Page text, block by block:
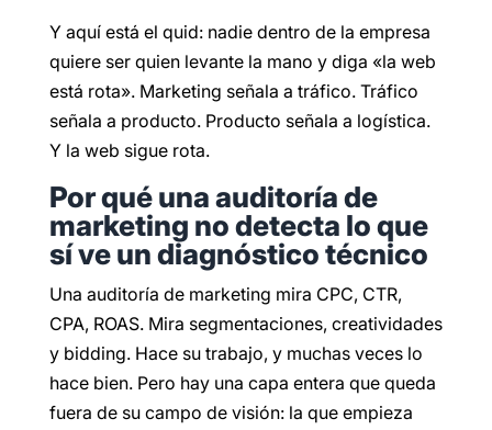
Y aquí está el quid: nadie dentro de la empresa
quiere ser quien levante la mano y diga «la web
está rota». Marketing señala a tráfico. Tráfico
señala a producto. Producto señala a logística.
Y la web sigue rota.
Por qué una auditoría de
marketing no detecta lo que
sí ve un diagnóstico técnico
Una auditoría de marketing mira CPC, CTR,
CPA, ROAS. Mira segmentaciones, creatividades
y bidding. Hace su trabajo, y muchas veces lo
hace bien. Pero hay una capa entera que queda
fuera de su campo de visión: la que empieza